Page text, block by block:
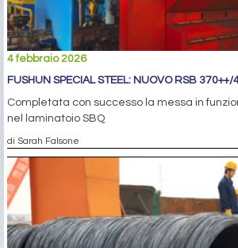
4 febbraio 2026
FUSHUN SPECIAL STEEL: NUOVO RSB 370++/
Completata con successo la messa in
nel laminatoio SBQ
di Sarah Falsone